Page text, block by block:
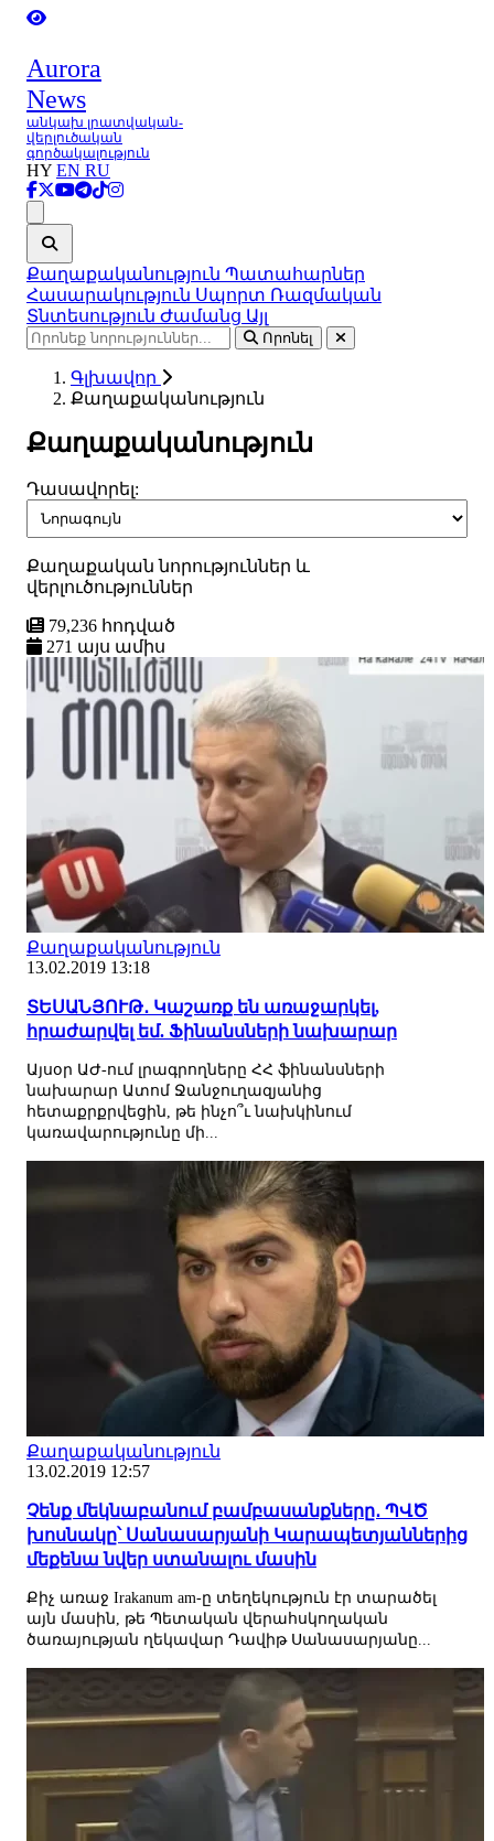
Aurora
News
անկախ լրատվական-
վերլուծական
գործակալություն
HY EN RU
Քաղաքականություն Պատահարներ
Հասարակություն Սպորտ Ռազմական
Տնտեսություն Ժամանց Այլ
Որոնել
Գլխավոր
Քաղաքականություն
Քաղաքականություն
Դասավորել:
Քաղաքական նորություններ և
վերլուծություններ
79,236 հոդված
271 այս ամիս
Քաղաքականություն
13.02.2019 13:18
ՏԵՍԱՆՅՈՒԹ․ Կաշառք են առաջարկել,
հրաժարվել եմ. Ֆինանսների նախարար
Այսօր ԱԺ-ում լրագրողները ՀՀ ֆինանսների
նախարար Ատոմ Ջանջուղազյանից
հետաքրքրվեցին, թե ինչո՞ւ նախկինում
կառավարությունը մի...
Քաղաքականություն
13.02.2019 12:57
Չենք մեկնաբանում բամբասանքները․ ՊՎԾ
խոսնակը՝ Սանասարյանի Կարապետյաններից
մեքենա նվեր ստանալու մասին
Քիչ առաջ Irakanum am-ը տեղեկություն էր տարածել
այն մասին, թե Պետական վերահսկողական
ծառայության ղեկավար Դավիթ Սանասարյանը...